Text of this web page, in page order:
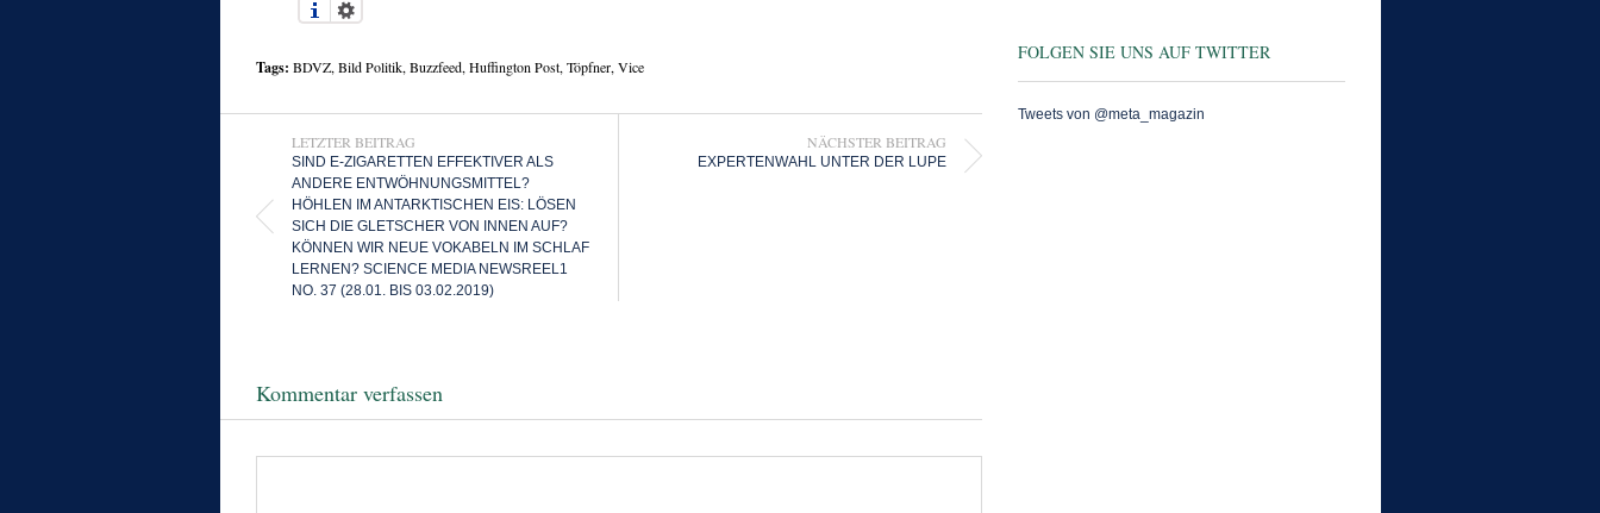
Tags: BDVZ, Bild Politik, Buzzfeed, Huffington Post, Töpfner, Vice
LETZTER BEITRAG
SIND E-ZIGARETTEN EFFEKTIVER ALS
ANDERE ENTWÖHNUNGSMITTEL?
HÖHLEN IM ANTARKTISCHEN EIS: LÖSEN
SICH DIE GLETSCHER VON INNEN AUF?
KÖNNEN WIR NEUE VOKABELN IM SCHLAF
LERNEN? SCIENCE MEDIA NEWSREEL1
NO. 37 (28.01. BIS 03.02.2019)
NÄCHSTER BEITRAG
EXPERTENWAHL UNTER DER LUPE
Kommentar verfassen
FOLGEN SIE UNS AUF TWITTER
Tweets von @meta_magazin